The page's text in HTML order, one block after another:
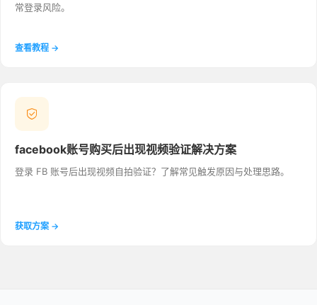
常登录风险。
查看教程 →
facebook账号购买后出现视频验证解决方案
登录 FB 账号后出现视频自拍验证？了解常见触发原因与处理思路。
获取方案 →